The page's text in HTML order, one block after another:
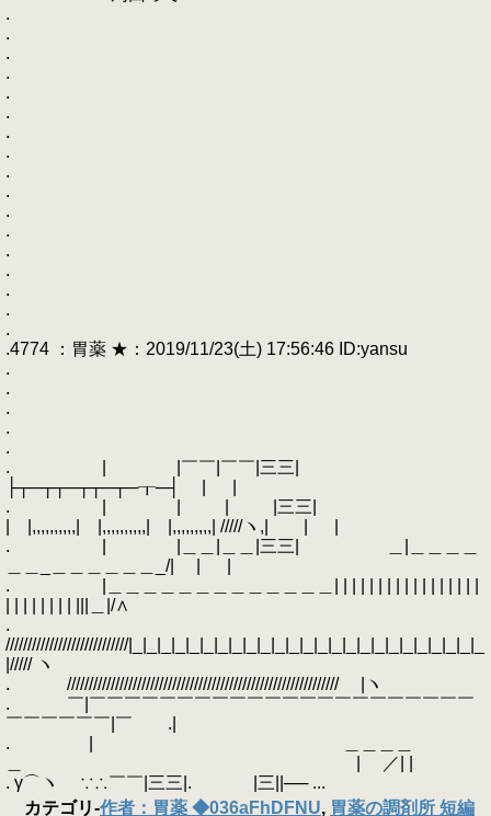
.
.
.
.
.
.
.
.
.
.
.
.
.
.
.
.
.
.4774 ：胃薬 ★：2019/11/23(土) 17:56:46 ID:yansu
.
.
.
.
.
. | |￣￣|￣￣|三三|
├┬─┬┬─┬┬─┬─┰─┤ | |
. | | | |三三|
| |,,,,,,,,,,| |,,,,,,,,,,| |,,,,,,,,,| /////ヽ,| | |
. | |＿＿|＿＿|三三| ＿|＿＿＿＿
＿＿_＿＿＿＿＿＿_/| | |
. |＿＿＿＿＿＿＿＿＿＿＿＿＿| | | | | | | | | | | | | | | | |
| | | | | | | | |||＿|/∧
.
////////////////////////////|_|_|_|_|_|_|_|_|_|_|_|_|_|_|_|_|_|_|_|_|_|_|_|_|_
|///// ヽ
. ////////////////////////////////////////////////////////////// |ヽ
. ￣|￣￣￣￣￣￣￣￣￣￣￣￣￣￣￣￣￣￣￣￣￣￣
￣￣￣￣￣￣|￣ .|
. | ＿＿＿＿
＿ | ／| |
. γ⌒ヽ ∵∴￣￣|三三|. |三||── ...
カテゴリ-作者：胃薬 ◆036aFhDFNU, 胃薬の調剤所 短編